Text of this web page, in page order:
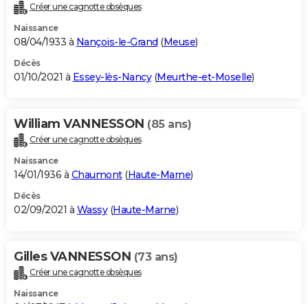
Créer une cagnotte obsèques
Naissance
08/04/1933 à Nançois-le-Grand (Meuse)
Décès
01/10/2021 à Essey-lès-Nancy(Meurthe-et-Moselle)
William VANNESSON (85 ans)
Créer une cagnotte obsèques
Naissance
14/01/1936 à Chaumont(Haute-Marne)
Décès
02/09/2021 à Wassy(Haute-Marne)
Gilles VANNESSON (73 ans)
Créer une cagnotte obsèques
Naissance